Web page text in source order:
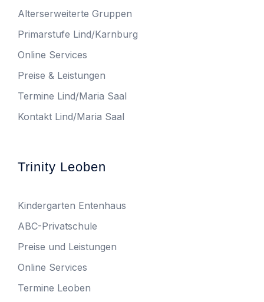
Alterserweiterte Gruppen
Primarstufe Lind/Karnburg
Online Services
Preise & Leistungen
Termine Lind/Maria Saal
Kontakt Lind/Maria Saal
Trinity Leoben
Kindergarten Entenhaus
ABC-Privatschule
Preise und Leistungen
Online Services
Termine Leoben